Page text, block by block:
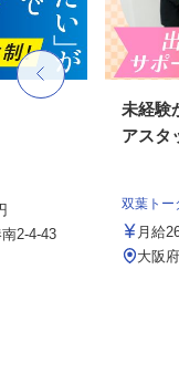
2-4-43
未経験
アスタ
双葉トー
月給
大阪